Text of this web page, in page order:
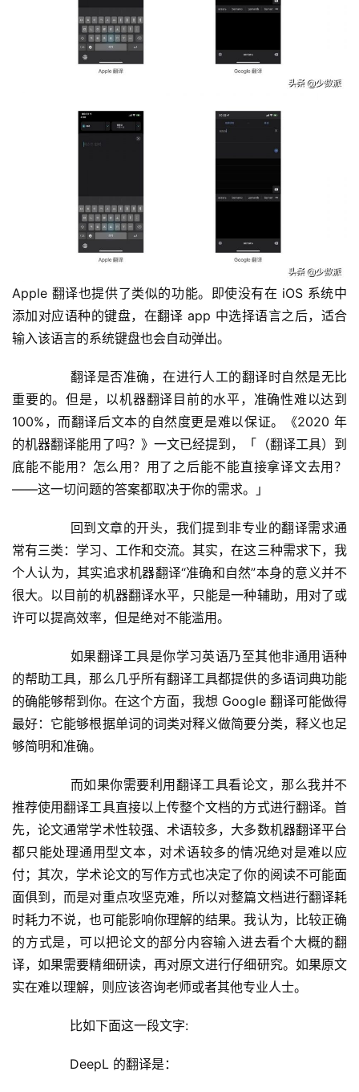
Apple 翻译也提供了类似的功能。即使没有在 iOS 系统中
添加对应语种的键盘，在翻译 app 中选择语言之后，适合
输入该语言的系统键盘也会自动弹出。
重要的。但是，以机器翻译目前的水平，准确性难以达到
100%，而翻译后文本的自然度更是难以保证。《2020 年
的机器翻译能用了吗？》一文已经提到，「（翻译工具）到
底能不能用？怎么用？用了之后能不能直接拿译文去用？
——这一切问题的答案都取决于你的需求。」
常有三类：学习、工作和交流。其实，在这三种需求下，我
个人认为，其实追求机器翻译“准确和自然”本身的意义并不
很大。以目前的机器翻译水平，只能是一种辅助，用对了或
许可以提高效率，但是绝对不能滥用。
的帮助工具，那么几乎所有翻译工具都提供的多语词典功能
的确能够帮到你。在这个方面，我想 Google 翻译可能做得
最好：它能够根据单词的词类对释义做简要分类，释义也足
够简明和准确。
推荐使用翻译工具直接以上传整个文档的方式进行翻译。首
先，论文通常学术性较强、术语较多，大多数机器翻译平台
都只能处理通用型文本，对术语较多的情况绝对是难以应
付；其次，学术论文的写作方式也决定了你的阅读不可能面
面俱到，而是对重点攻坚克难，所以对整篇文档进行翻译耗
时耗力不说，也可能影响你理解的结果。我认为，比较正确
的方式是，可以把论文的部分内容输入进去看个大概的翻
译，如果需要精细研读，再对原文进行仔细研究。如果原文
实在难以理解，则应该咨询老师或者其他专业人士。
	  比如下面这一段文字:
	  DeepL 的翻译是：